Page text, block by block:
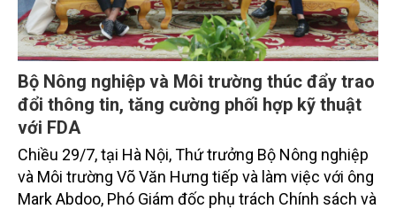
Bộ Nông nghiệp và Môi trường thúc đẩy trao
đổi thông tin, tăng cường phối hợp kỹ thuật
với FDA
Chiều 29/7, tại Hà Nội, Thứ trưởng Bộ Nông nghiệp
và Môi trường Võ Văn Hưng tiếp và làm việc với ông
Mark Abdoo, Phó Giám đốc phụ trách Chính sách và